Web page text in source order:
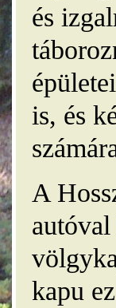
és
is, és
A
kapu